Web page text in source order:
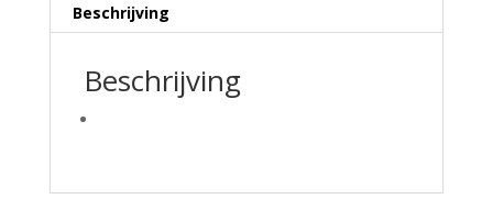
Beschrijving
Beschrijving